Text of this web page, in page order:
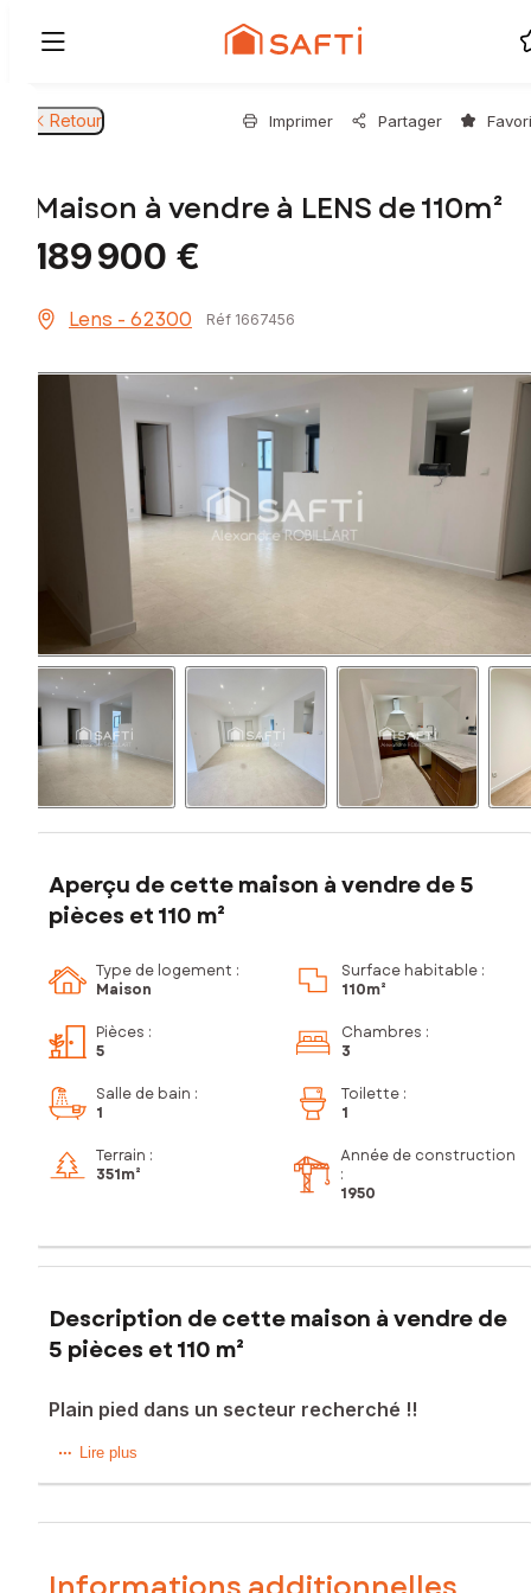
Retour Imprimer Partager
Maison à vendre à LENS de 110m²
189 900 €
Lens - 62300 Réf 1667456
Aperçu de cette maison à vendre de 5
pièces et 110 m²
Type de logement :
Maison
Surface habitable :
110m²
Pièces :
5
Chambres :
3
Salle de bain :
1
Toilette :
1
Terrain :
351m²
Année de construction
:
1950
Description de cette maison à vendre de
5 pièces et 110 m²
Plain pied dans un secteur recherché !!
Située dans la charmante ville de Lens (62300), cette
terrain, les résidents pourront profiter d'un espace
Lire plus